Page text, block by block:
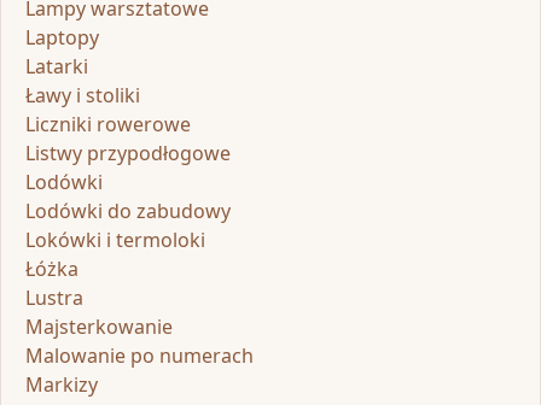
Lampy warsztatowe
Laptopy
Latarki
Ławy i stoliki
Liczniki rowerowe
Listwy przypodłogowe
Lodówki
Lodówki do zabudowy
Lokówki i termoloki
Łóżka
Lustra
Majsterkowanie
Malowanie po numerach
Markizy